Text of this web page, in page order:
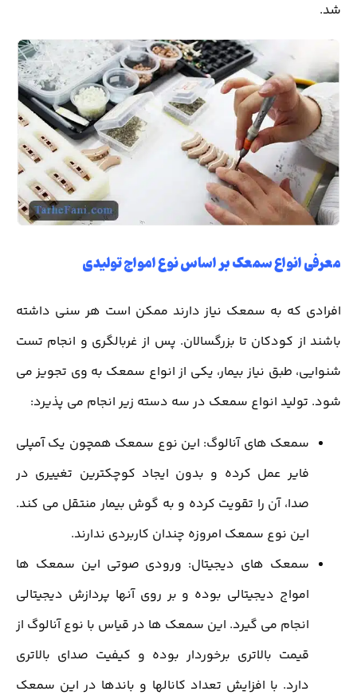
شد.
معرفی انواع سمعک بر اساس نوع امواج تولیدی
افرادی که به سمعک نیاز دارند ممکن است هر سنی داشته
باشند از کودکان تا بزرگسالان. پس از غربالگری و انجام تست
شنوایی، طبق نیاز بیمار، یکی از انواع سمعک به وی تجویز می
شود. تولید انواع سمعک در سه دسته زیر انجام می پذیرد:
سمعک های آنالوگ: این نوع سمعک همچون یک آمپلی
فایر عمل کرده و بدون ایجاد کوچکترین تغییری در
صدا، آن را تقویت کرده و به گوش بیمار منتقل می کند.
این نوع سمعک امروزه چندان کاربردی ندارند.
سمعک های دیجیتال: ورودی صوتی این سمعک ها
امواج دیجیتالی بوده و بر روی آنها پردازش دیجیتالی
انجام می گیرد. این سمعک ها در قیاس با نوع آنالوگ از
قیمت بالاتری برخوردار بوده و کیفیت صدای بالاتری
دارد. با افزایش تعداد کانالها و باندها در این سمعک